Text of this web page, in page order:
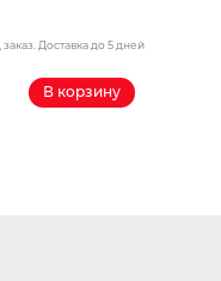
Доставка до 5 дней
В корзину